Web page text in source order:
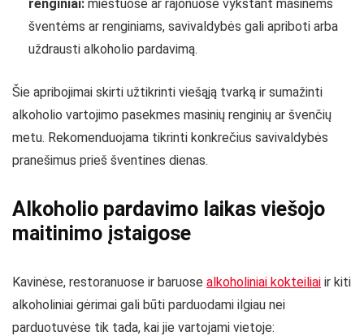
renginiai: miestuose ar rajonuose vykstant masinėms
šventėms ar renginiams, savivaldybės gali apriboti arba
uždrausti alkoholio pardavimą.
Šie apribojimai skirti užtikrinti viešąją tvarką ir sumažinti
alkoholio vartojimo pasekmes masinių renginių ar švenčių
metu. Rekomenduojama tikrinti konkrečius savivaldybės
pranešimus prieš šventines dienas.
Alkoholio pardavimo laikas viešojo
maitinimo įstaigose
Kavinėse, restoranuose ir baruose alkoholiniai kokteiliai ir kiti
alkoholiniai gėrimai gali būti parduodami ilgiau nei
parduotuvėse tik tada, kai jie vartojami vietoje: